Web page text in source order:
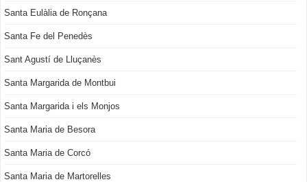
Santa Eulàlia de Ronçana
Santa Fe del Penedès
Sant Agustí de Lluçanès
Santa Margarida de Montbui
Santa Margarida i els Monjos
Santa Maria de Besora
Santa Maria de Corcó
Santa Maria de Martorelles